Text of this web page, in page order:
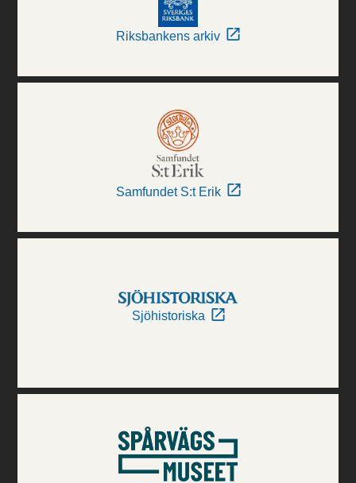
Riksbankens arkiv
Samfundet S:t Erik
Sjöhistoriska